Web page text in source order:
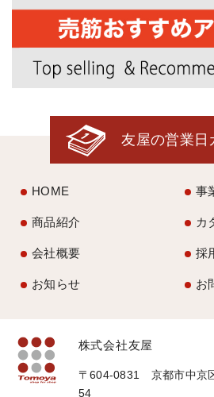
友屋の営業日
HOME 事
商品紹介 カ
会社概要 採
お知らせ お
株式会社友屋
〒604-0831 京都市中京
54